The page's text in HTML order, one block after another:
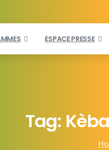
ESPACE PRESSE
Tag: Kèba